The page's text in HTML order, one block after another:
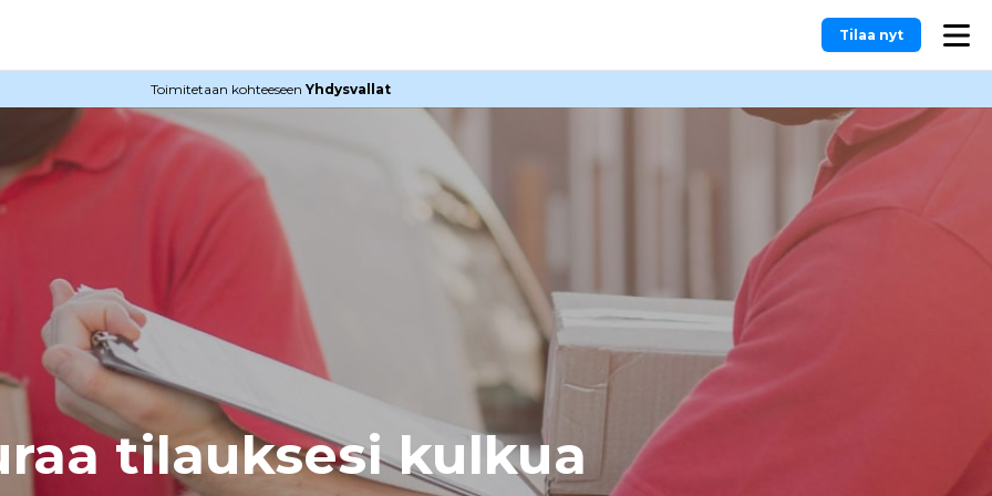
Tilaa nyt
Toimitetaan kohteeseen Yhdysvallat
tilauksesi kulkua